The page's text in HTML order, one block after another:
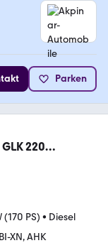
Parken
220
(170 PS) • Diesel
XN, AHK